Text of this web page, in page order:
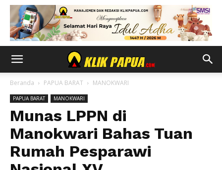
Beranda PAPUA BARAT MANOKWARI
PAPUA BARAT MANOKWARI
Munas LPPN di
Manokwari Bahas Tuan
Rumah Pesparawi